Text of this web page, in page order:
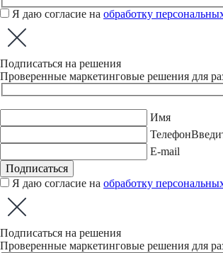
Я даю согласие на обработку
Подписаться на решения
Проверенные маркетинговые решения для
Имя
Телефон
E-mail
Подписаться
Я даю согласие на обработку
Подписаться на решения
Проверенные маркетинговые решения для